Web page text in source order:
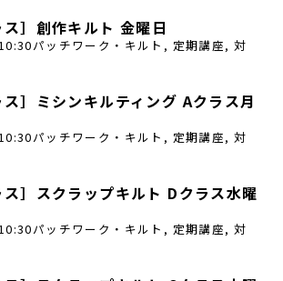
ス］創作キルト 金曜日
パッチワーク・キルト , 定期講座,対
ス］ミシンキルティング Aクラス月
パッチワーク・キルト , 定期講座,対
ス］スクラップキルト Dクラス水曜
パッチワーク・キルト , 定期講座,対